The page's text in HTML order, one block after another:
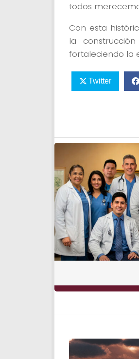
todos
Con esta
la
fortaleciendo la
Twitter